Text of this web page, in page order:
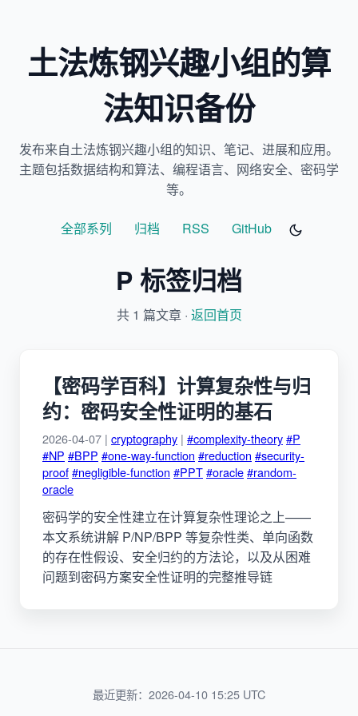
土法炼钢兴趣小组的算
法知识备份
发布来自土法炼钢兴趣小组的知识、笔记、进展和应用。
主题包括数据结构和算法、编程语言、网络安全、密码学
等。
全部系列 归档 RSS GitHub
P 标签归档
共 1 篇文章 · 返回首页
【密码学百科】计算复杂性与归
约：密码安全性证明的基石
2026-04-07 | cryptography | #complexity-theory#P
#NP #BPP #one-way-function #reduction #security-
proof#negligible-function #PPT#oracle#random-
oracle
密码学的安全性建立在计算复杂性理论之上——
本文系统讲解 P/NP/BPP 等复杂性类、单向函数
的存在性假设、安全归约的方法论，以及从困难
问题到密码方案安全性证明的完整推导链
最近更新：2026-04-10 15:25 UTC